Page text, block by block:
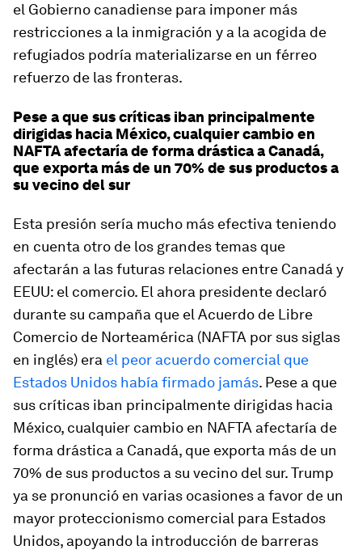
el Gobierno canadiense para imponer más
restricciones a la inmigración y a la acogida de
refugiados podría materializarse en un férreo
refuerzo de las fronteras.
Pese a que sus críticas iban principalmente
dirigidas hacia México, cualquier cambio en
NAFTA afectaría de forma drástica a Canadá,
que exporta más de un 70% de sus productos a
su vecino del sur
Esta presión sería mucho más efectiva teniendo
en cuenta otro de los grandes temas que
afectarán a las futuras relaciones entre Canadá y
EEUU: el comercio. El ahora presidente declaró
durante su campaña que el Acuerdo de Libre
Comercio de Norteamérica (NAFTA por sus siglas
en inglés) era el peor acuerdo comercial que
Estados Unidos había firmado jamás. Pese a que
sus críticas iban principalmente dirigidas hacia
México, cualquier cambio en NAFTA afectaría de
forma drástica a Canadá, que exporta más de un
70% de sus productos a su vecino del sur. Trump
ya se pronunció en varias ocasiones a favor de un
mayor proteccionismo comercial para Estados
Unidos, apoyando la introducción de barreras